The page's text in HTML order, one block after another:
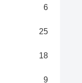
6
25
18
9